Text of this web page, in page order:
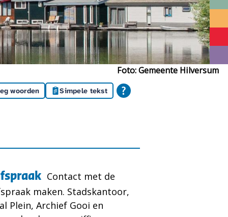
Foto: Gemeente Hilversum
woorden Simpele tekst
Contact met de
maken. Stadskantoor,
Plein, Archief Gooi en